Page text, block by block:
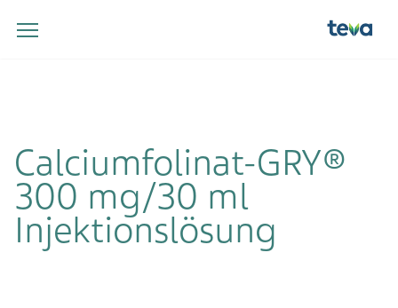
Calciumfolinat-GRY®
300 mg/30 ml
Injektionslösung